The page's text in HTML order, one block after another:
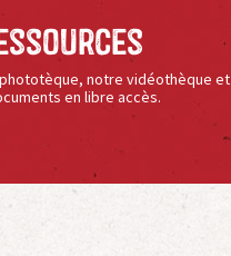
notre vidéothèque et
en libre accès.